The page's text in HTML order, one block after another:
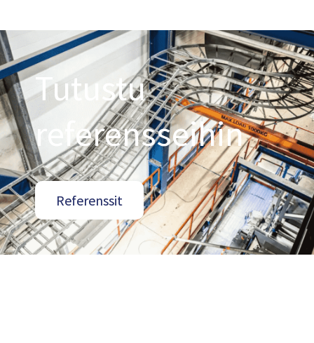
Tutustu
referensseihin
Referenssit